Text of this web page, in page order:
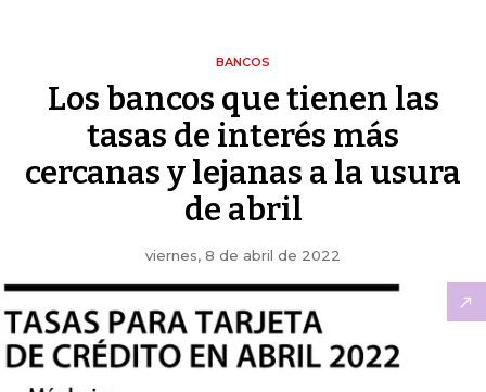
BANCOS
Los bancos que tienen las
tasas de interés más
cercanas y lejanas a la usura
de abril
viernes, 8 de abril de 2022